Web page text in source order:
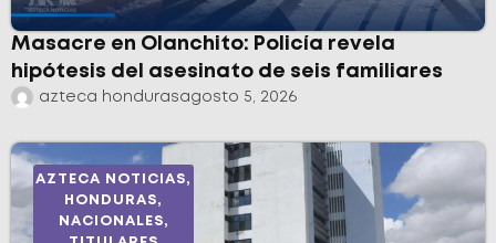
Masacre en Olanchito: Policía revela
hipótesis del asesinato de seis familiares
azteca hondurasagosto 5, 2026
AZTECA NOTICIAS,
HONDURAS,
NACIONALES,